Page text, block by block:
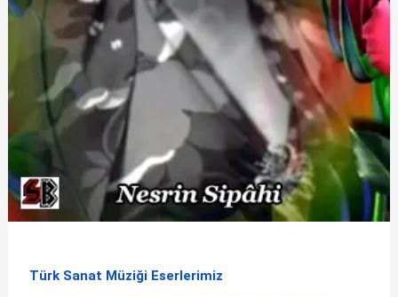
Türk Sanat Müziği Eserlerimiz